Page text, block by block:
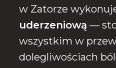
w Zatorze
uderzeniową —
wszystkim w
dolegliwościach